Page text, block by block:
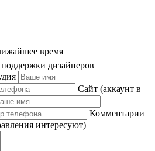
время
дизайнеров
Сайт (аккаунт в
Комментарии
интересуют)